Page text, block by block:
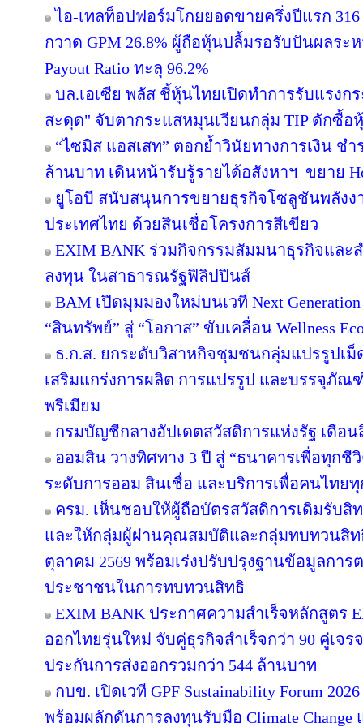
ไอ-เทลท็อปฟอร์มโกยยอดขายครึ่งปีแรก
กวาด GPM 26.8% ผู้ถือหุ้นปลื้มรอรับปันผลระ
Payout Ratio ทะลุ 96.2%
บล.เอเซีย พลัส ชี้หุ้นไทยเปิดทำการรับแรงก
สะดุด" จับตากระแสหมุนเวียนกลุ่ม TIP ดักซื้อหุ้
“ไซมิส แอสเสท” ตอกย้ำวินัยทางการเงิน ช
ล้านบาท เดินหน้ารับรู้รายได้อสังหาฯ–ขยาย
ยูโอบี สนับสนุนการขยายธุรกิจโซลูชันพลังงา
ประเทศไทย ด้วยสินเชื่อโครงการสีเขียว
EXIM BANK ร่วมกิจกรรมสัมมนาธุรกิจและ
ลงทุน ในสาธารณรัฐฟิลิปปินส์
BAM เปิดมุมมองใหม่บนเวที Next
“สินทรัพย์” สู่ “โอกาส” ขับเคลื่อน Wellness
ธ.ก.ส. ยกระดับวิสาหกิจชุมชนกลุ่มแปรรูปเม็
เสริมแกร่งการผลิต การแปรรูป และบรรจุภั
พรีเมียม
กรมบัญชีกลางอัปเดตสวัสดิการแห่งรัฐ เดือน
ออมสิน วางทิศทาง 3 ปี สู่ “ธนาคารเพื่อทุกชี
ระดับการออม สินเชื่อ และบริการเพื่อคนไทย
ครม. เห็นชอบให้ผู้ถือบัตรสวัสดิการเดิมรับสิ
และให้กลุ่มผู้ผ่านคุณสมบัติและกลุ่มทบทวนสิท
ตุลาคม 2569 พร้อมเร่งปรับปรุงฐานข้อมูลกา
ประชาชนในการทบทวนสิทธิ
EXIM BANK ประกาศความสำเร็จหลักสูตร
ออกไทยรุ่นใหม่ จับคู่ธุรกิจสำเร็จกว่า 90 คู่เจ
ประกันการส่งออกรวมกว่า 544 ล้านบาท
กบข. เปิดเวที GPF Sustainability Forum
พร้อมผลักดันการลงทุนรับมือ Climate Change